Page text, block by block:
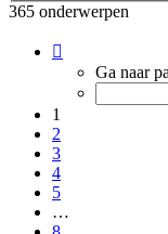
365 onderwerpen
van
Ga naar
1
2
3
4
5
…